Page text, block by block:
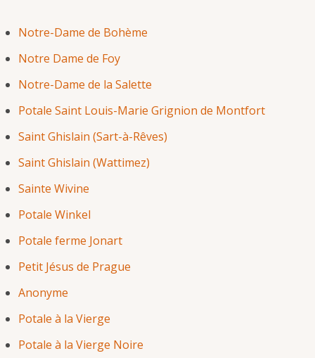
Notre-Dame de Bohème
Notre Dame de Foy
Notre-Dame de la Salette
Potale Saint Louis-Marie Grignion de Montfort
Saint Ghislain (Sart-à-Rêves)
Saint Ghislain (Wattimez)
Sainte Wivine
Potale Winkel
Potale ferme Jonart
Petit Jésus de Prague
Anonyme
Potale à la Vierge
Potale à la Vierge Noire